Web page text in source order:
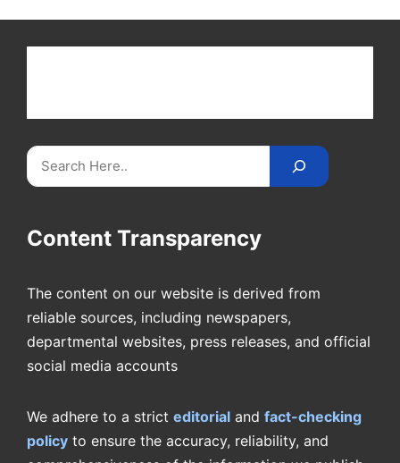
Search
Content Transparency
The content on our website is derived from
reliable sources, including newspapers,
departmental websites, press releases, and official
social media accounts
We adhere to a strict editorial and fact-checking
policy to ensure the accuracy, reliability, and